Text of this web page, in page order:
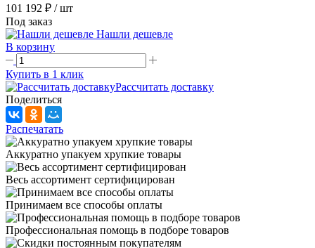
101 192 ₽ / шт
Под заказ
Нашли дешевле
В корзину
Купить в 1 клик
Рассчитать доставку
Поделиться
Распечатать
Аккуратно упакуем хрупкие товары
Весь ассортимент сертифицирован
Принимаем все способы оплаты
Профессиональная помощь в подборе товаров